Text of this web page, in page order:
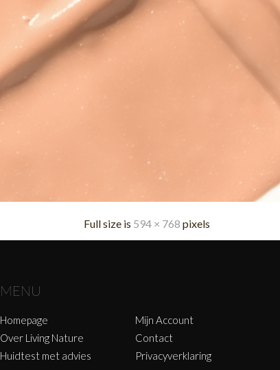
Full size is 594 × 768 pixels
MENU
Homepage
Over Living Nature
Huidtest met advies
Mijn Account
Contact
Privacyverklaring